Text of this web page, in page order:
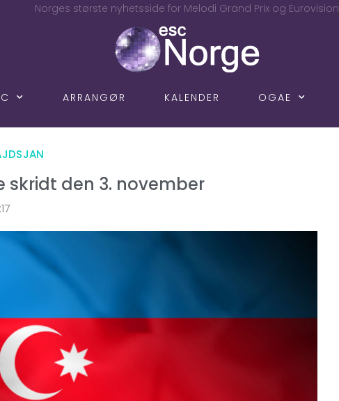
Norges største nyhetsside for Melodi Grand Prix og Eurovision
ARRANGØR KALENDER OGAE
skridt den 3. november